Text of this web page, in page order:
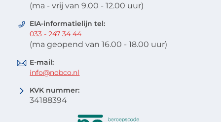
(ma - vrij van 9.00 - 12.00 uur)
EIA-informatielijn tel:
033 - 247 34 44
(ma geopend van 16.00 - 18.00 uur)
E-mail:
info@nobco.nl
KVK nummer:
34188394